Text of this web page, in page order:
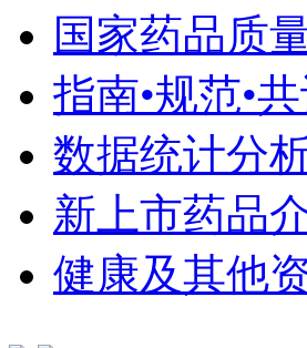
国家药品质
指南•规范•
数据统计分
新上市药品
健康及其他